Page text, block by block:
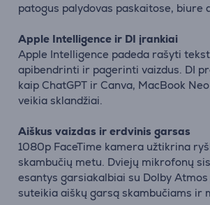
patogus palydovas paskaitose, biure
Apple Intelligence ir DI įrankiai
Apple Intelligence padeda rašyti
apibendrinti ir pagerinti vaizdus. DI
kaip ChatGPT ir Canva, MacBook
veikia sklandžiai.
Aiškus vaizdas ir erdvinis garsas
1080p FaceTime kamera užtikrina
skambučių metu. Dviejų mikrofonų
esantys garsiakalbiai su Dolby
suteikia aiškų garsą skambučiams ir